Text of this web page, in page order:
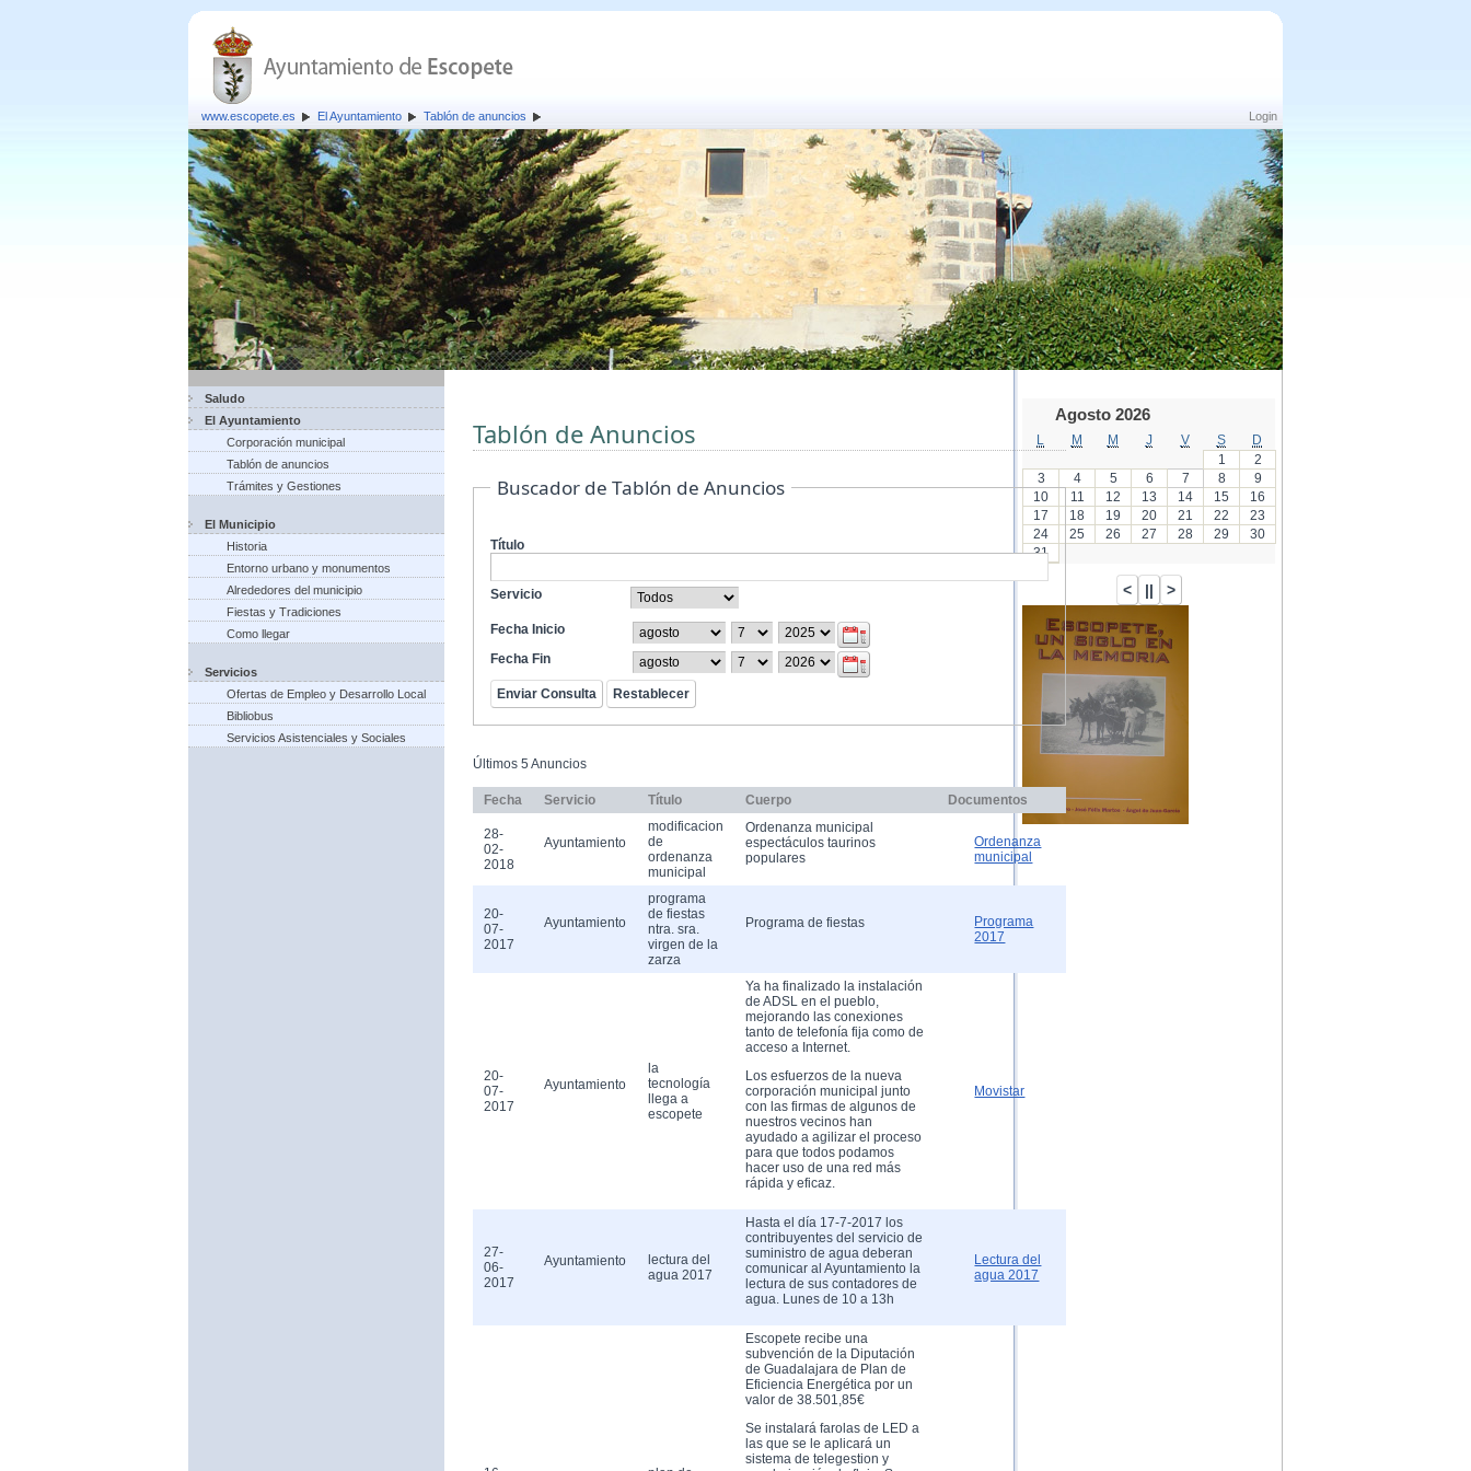
Login
www.escopete.es El Ayuntamiento Tablón de anuncios
Saludo
El Ayuntamiento
Corporación municipal
Tablón de anuncios
Trámites y Gestiones
El Municipio
Historia
Entorno urbano y monumentos
Alrededores del municipio
Fiestas y Tradiciones
Como llegar
Servicios
Ofertas de Empleo y Desarrollo Local
Bibliobus
Servicios Asistenciales y Sociales
Tablón de Anuncios
Buscador de Tablón de Anuncios
Título
Servicio
Fecha Inicio
Fecha Fin
Últimos 5 Anuncios
Fecha Servicio Título Cuerpo Documentos
28-
02-
2018
Ayuntamiento
modificacion
de
ordenanza
municipal
Ordenanza municipal
espectáculos taurinos
populares
Ordenanza
municipal
20-
07-
2017
Ayuntamiento
programa
de fiestas
ntra. sra.
virgen de la
zarza
Programa de fiestas
Programa
2017
20-
07-
2017
Ayuntamiento
la
tecnología
llega a
escopete
Ya ha finalizado la instalación
de ADSL en el pueblo,
mejorando las conexiones
tanto de telefonía fija como de
acceso a Internet.
Los esfuerzos de la nueva
corporación municipal junto
con las firmas de algunos de
nuestros vecinos han
ayudado a agilizar el proceso
para que todos podamos
hacer uso de una red más
rápida y eficaz.
Movistar
27-
06-
2017
Ayuntamiento
lectura del
agua 2017
Hasta el día 17-7-2017 los
contribuyentes del servicio de
suministro de agua deberan
comunicar al Ayuntamiento la
lectura de sus contadores de
agua. Lunes de 10 a 13h
Lectura del
agua 2017
Escopete recibe una
subvención de la Diputación
de Guadalajara de Plan de
Eficiencia Energética por un
valor de 38.501,85€
Se instalará farolas de LED a
las que se le aplicará un
sistema de telegestion y
Agosto 2026
M M J V S
D
1
2
3
4 5 6 7 8
9
10
11 12 13 14 15
16
17
18 19 20 21 22
23
24
25 26 27 28 29
30
31